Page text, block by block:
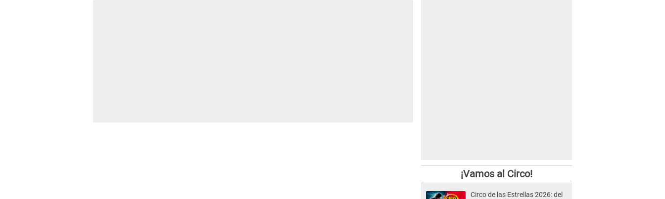
¡Vamos al Circo!
Circo de las Estrellas 2026: del